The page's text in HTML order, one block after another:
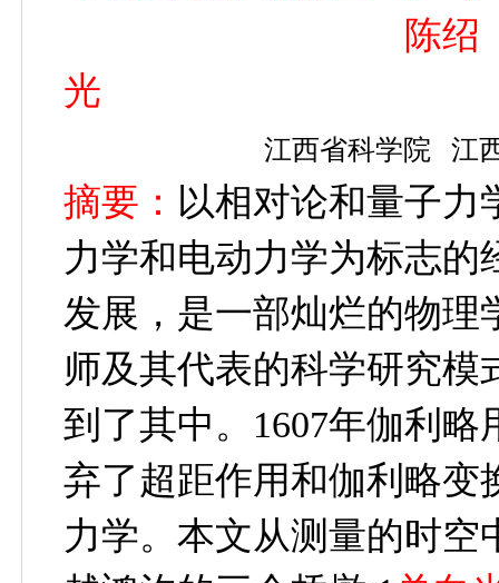
陈绍
光
江西省科学院 江
摘要： 以相对论和量子力
力学和电动力学为标志
发展，是一部灿烂的物理
师及其代表的科学研究
到了其中。 1607年伽利略
弃了超距作用和伽利略变
力学。本文从测量的时